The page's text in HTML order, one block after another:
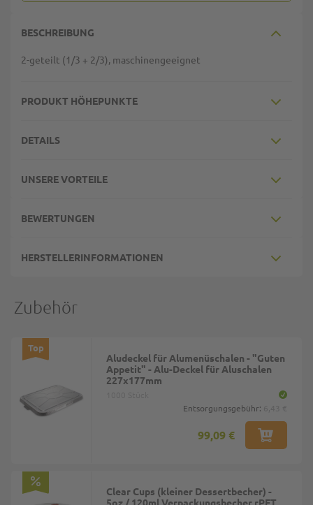
BESCHREIBUNG
2-geteilt (1/3 + 2/3), maschinengeeignet
PRODUKT HÖHEPUNKTE
DETAILS
UNSERE VORTEILE
BEWERTUNGEN
HERSTELLERINFORMATIONEN
Zubehör
Top
Aludeckel für Alumenüschalen - "Guten
Appetit" - Alu-Deckel für Aluschalen
227x177mm
Entsorgungsgebühr:
99,09 €
Clear Cups (kleiner Dessertbecher) -
5oz / 120ml Verpackungsbecher rPET